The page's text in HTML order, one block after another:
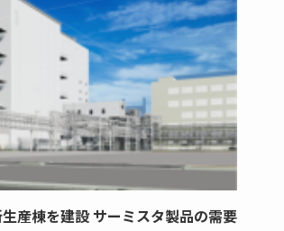
産棟を建設 サーミスタ製品の需要